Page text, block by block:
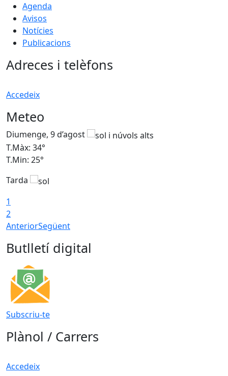
Agenda
Avisos
Notícies
Publicacions
Adreces i telèfons
Accedeix
Meteo
Diumenge, 9 d’agost
T.Màx: 34°
T.Min: 25°
Tarda
1
2
AnteriorSegüent
Butlletí digital
Subscriu-te
Plànol / Carrers
Accedeix